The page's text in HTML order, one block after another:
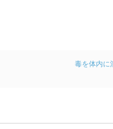
毒を体内に